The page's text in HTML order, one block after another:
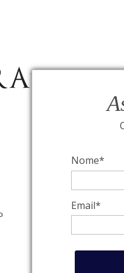
Nome*
Email*
Fale Conosco
Relógios BVLGARI
Condições de
Catalogo Dia Dos
Meus pedidos